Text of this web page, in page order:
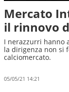
Mercato
il rinnovo
I nerazzurri hanno
la dirigenza non si
calciomercato.
05/05/21 14:21